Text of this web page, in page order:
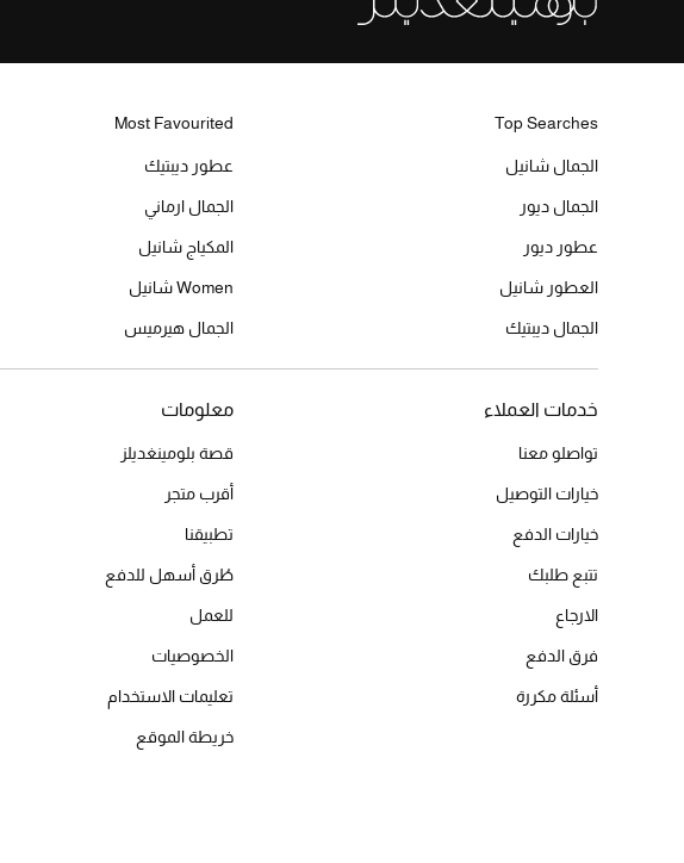
Top Searches
الجمال شانيل
الجمال ديور
عطور ديور
العطور شانيل
الجمال ديبتيك
Most Favourited
عطور ديبتيك
الجمال ارماني
المكياج شانيل
Women شانيل
الجمال هيرميس
خدمات العملاء
تواصلو معنا
خيارات التوصيل
خيارات الدفع
تتبع طلبك
الارجاع
فرق الدفع
أسئلة مكررة
معلومات
قصة بلومينغديلز
أقرب متجر
تطبيقنا
طُرق أسهل للدفع
للعمل
الخصوصيات
تعليمات الاستخدام
خريطة الموقع